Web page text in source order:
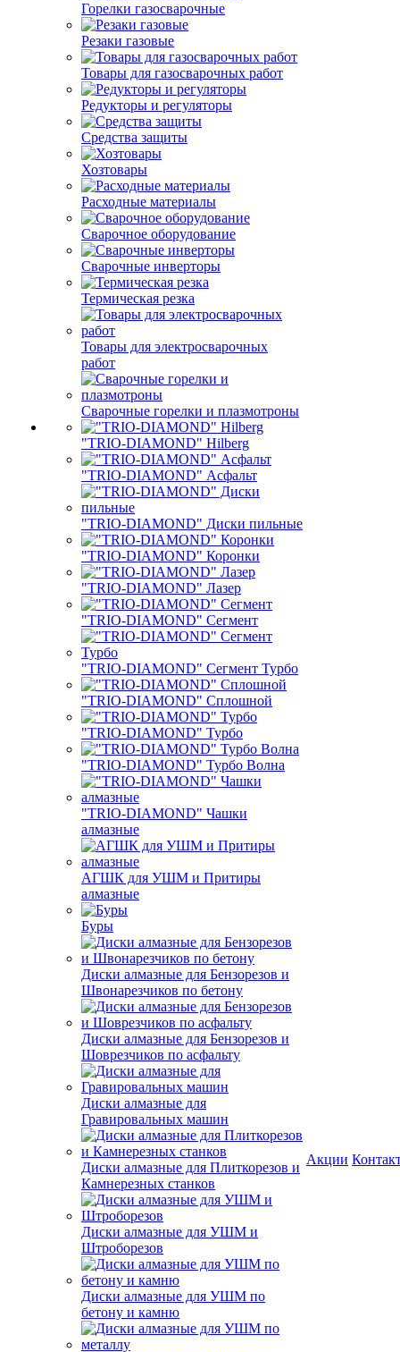
Горелки газосварочные
Резаки газовые
Товары для газосварочных работ
Редукторы и регуляторы
Средства защиты
Хозтовары
Расходные материалы
Сварочное оборудование
Сварочные инверторы
Термическая резка
Товары для электросварочных
работ
Сварочные горелки и плазмотроны
"TRIO-DIAMOND" Hilberg
"TRIO-DIAMOND" Асфальт
"TRIO-DIAMOND" Диски пильные
"TRIO-DIAMOND" Коронки
"TRIO-DIAMOND" Лазер
"TRIO-DIAMOND" Сегмент
"TRIO-DIAMOND" Сегмент Турбо
"TRIO-DIAMOND" Сплошной
"TRIO-DIAMOND" Турбо
"TRIO-DIAMOND" Турбо Волна
"TRIO-DIAMOND" Чашки
алмазные
АГШК для УШМ и Притиры
алмазные
Буры
Диски алмазные для Бензорезов и
Швонарезчиков по бетону
Диски алмазные для Бензорезов и
Шоврезчиков по асфальту
Диски алмазные для
Гравировальных машин
Диски алмазные для Плиткорезов и
Камнерезных станков
Диски алмазные для УШМ и
Штроборезов
Диски алмазные для УШМ по
бетону и камню
Акции